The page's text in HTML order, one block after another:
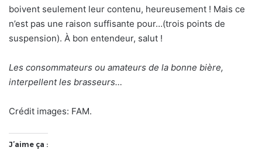
boivent seulement leur contenu, heureusement ! Mais ce
n’est pas une raison suffisante pour…(trois points de
suspension). À bon entendeur, salut !
Les consommateurs ou amateurs de la bonne bière,
interpellent les brasseurs…
Crédit images: FAM.
J’aime ça :